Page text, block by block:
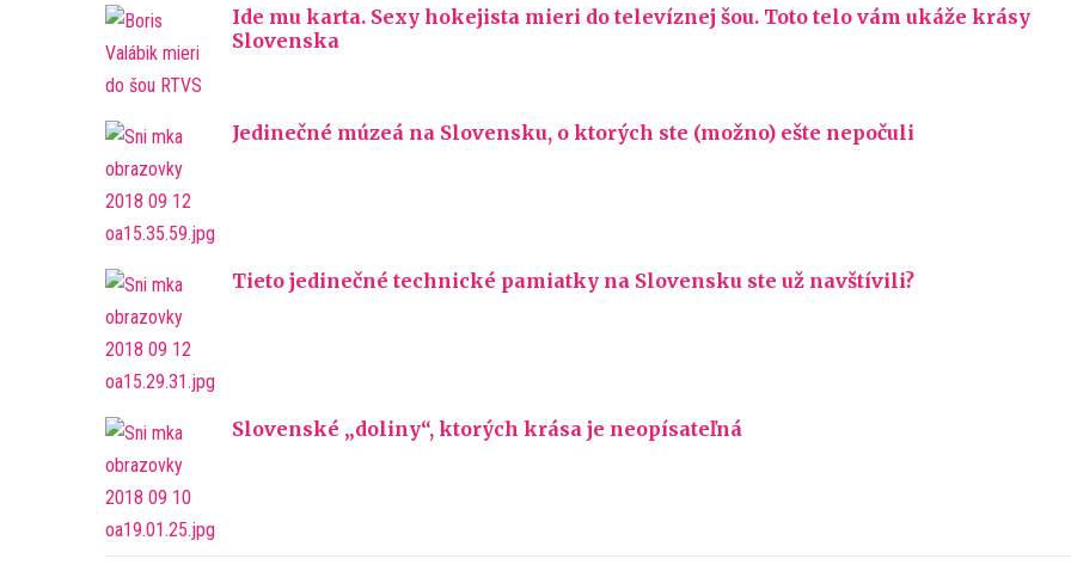
Ide mu karta. Sexy hokejista mieri do televíznej šou. Toto telo vám ukáže krásy
Slovenska
Jedinečné múzeá na Slovensku, o ktorých ste (možno) ešte nepočuli
Tieto jedinečné technické pamiatky na Slovensku ste už navštívili?
Slovenské „doliny“, ktorých krása je neopísateľná